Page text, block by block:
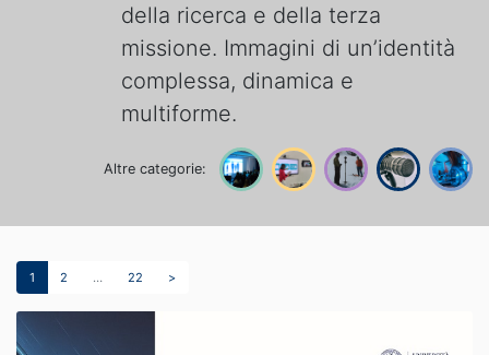
della ricerca e della terza
missione. Immagini di un’identità
complessa, dinamica e
multiforme.
Altre categorie:
1 2 … 22 >